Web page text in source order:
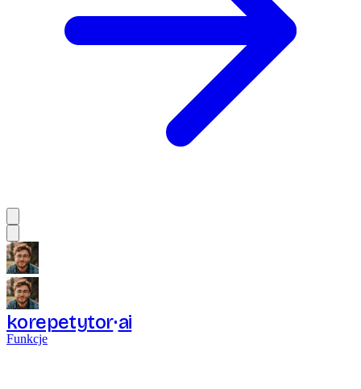
korepetytor ai
Funkcje